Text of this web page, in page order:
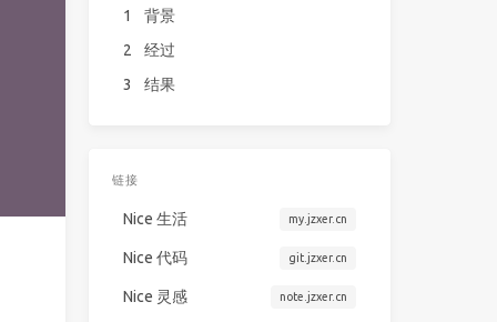
1
背景
2
经过
3
结果
链接
Nice 生活 my.jzxer.cn
Nice 代码 git.jzxer.cn
Nice 灵感 note.jzxer.cn